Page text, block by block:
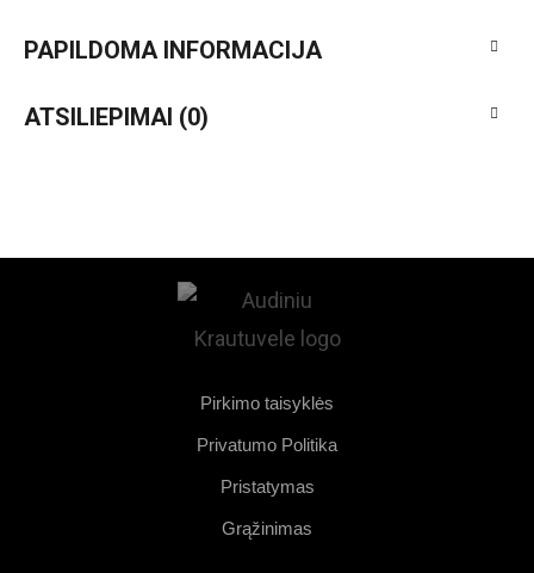
PAPILDOMA INFORMACIJA
ATSILIEPIMAI (0)
Pirkimo taisyklės
Privatumo Politika
Pristatymas
Grąžinimas